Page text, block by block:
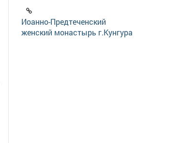
Иоанно-Предтеченский
женский монастырь г.Кунгура